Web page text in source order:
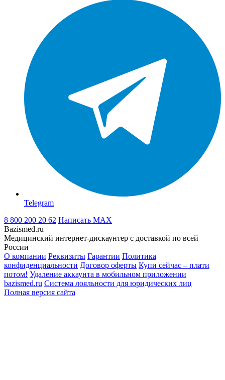
Telegram
8 800 200 20 62 Написать MAX
Bazismed.ru
Медицинский интернет-дискаунтер с доставкой по всей
России
О компании Реквизиты Гарантии Политика
конфиденциальности Договор оферты Купи сейчас – плати
потом! Удаление аккаунта в мобильном приложении
bazismed.ru Система лояльности для юридических лиц
Полная версия сайта